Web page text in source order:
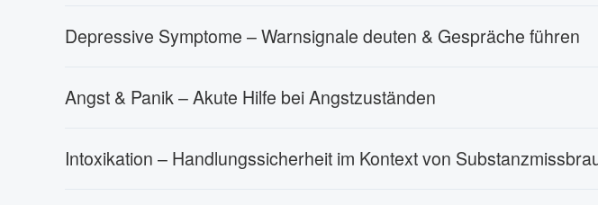
Depressive Symptome – Warnsignale deuten & Gespräche führen
Angst & Panik – Akute Hilfe bei Angstzuständen
Intoxikation – Handlungssicherheit im Kontext von